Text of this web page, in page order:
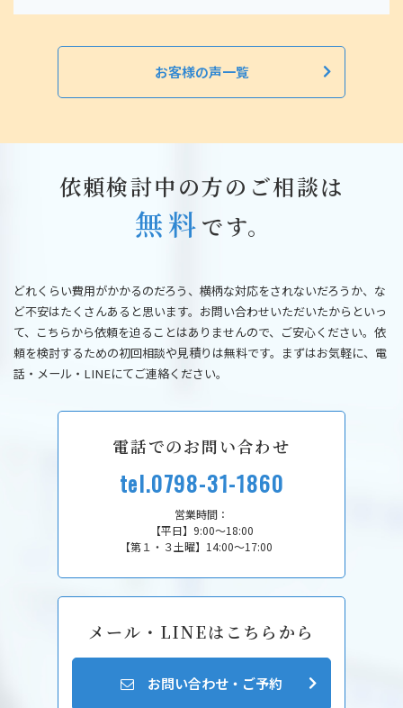
お客様の声一覧
依頼検討中の方のご相談は
無料 です。
どれくらい費用がかかるのだろう、横柄な対応をされないだろうか、な
ど不安はたくさんあると思います。お問い合わせいただいたからといっ
て、こちらから依頼を迫ることはありませんので、ご安心ください。依
頼を検討するための初回相談や見積りは無料です。まずはお気軽に、電
話・メール・LINEにてご連絡ください。
電話でのお問い合わせ
tel.0798-31-1860
営業時間：
【平日】9:00～18:00
【第１・３土曜】14:00～17:00
メール・LINEはこちらから
お問い合わせ・ご予約